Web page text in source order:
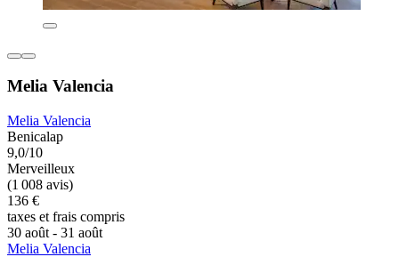
Melia Valencia
Melia Valencia
Benicalap
9,0/10
Merveilleux
(1 008 avis)
136 €
taxes et frais compris
30 août - 31 août
Melia Valencia